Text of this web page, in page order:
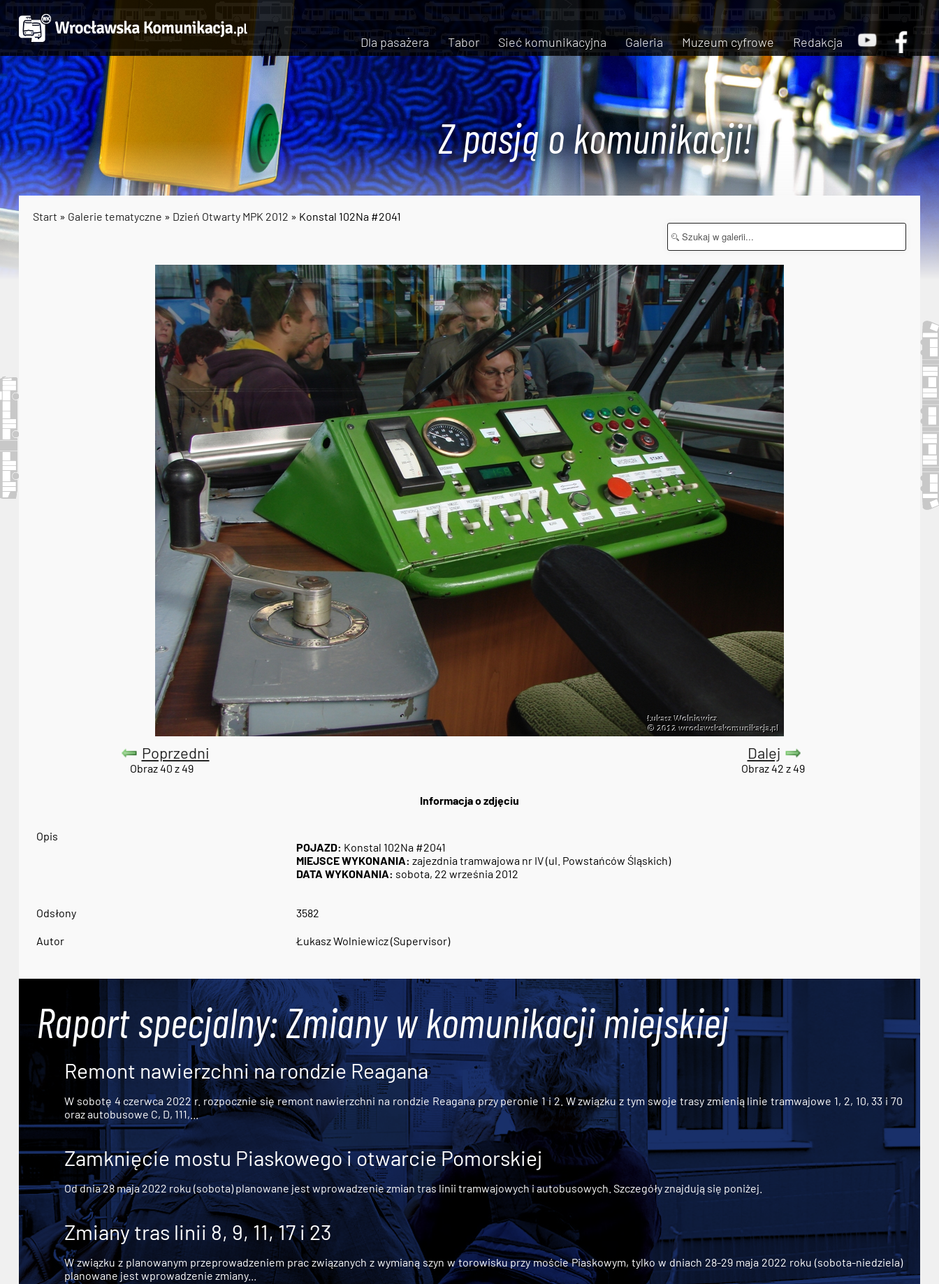
Dla pasażera Tabor Sieć komunikacyjna Galeria Muzeum cyfrowe Redakcja
Z pasją o komunikacji!
Start » Galerie tematyczne » Dzień Otwarty MPK 2012 » Konstal 102Na #2041
Poprzedni
Obraz 40 z 49
Dalej
Obraz 42 z 49
Informacja o zdjęciu
Opis
POJAZD: Konstal 102Na #2041
MIEJSCE WYKONANIA: zajezdnia tramwajowa nr IV (ul. Powstańców Śląskich)
DATA WYKONANIA: sobota, 22 września 2012
Odsłony 3582
Autor Łukasz Wolniewicz (Supervisor)
Raport specjalny: Zmiany w komunikacji miejskiej
Remont nawierzchni na rondzie Reagana
W sobotę 4 czerwca 2022 r. rozpocznie się remont nawierzchni na rondzie Reagana przy peronie 1 i 2. W związku z tym swoje trasy zmienią linie tramwajowe 1, 2, 10, 33 i 70
oraz autobusowe C, D, 111,...
Zamknięcie mostu Piaskowego i otwarcie Pomorskiej
Od dnia 28 maja 2022 roku (sobota) planowane jest wprowadzenie zmian tras linii tramwajowych i autobusowych. Szczegóły znajdują się poniżej.
Zmiany tras linii 8, 9, 11, 17 i 23
W związku z planowanym przeprowadzeniem prac związanych z wymianą szyn w torowisku przy moście Piaskowym, tylko w dniach 28-29 maja 2022 roku (sobota-niedziela)
planowane jest wprowadzenie zmiany...